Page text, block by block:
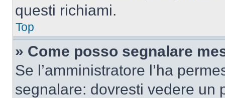
questi richiami.
Top
» Come posso segnalare
Se l’amministratore l’ha
segnalare: dovresti vedere un